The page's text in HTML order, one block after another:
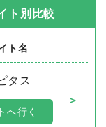
ト別比較
ト名
タス
＞
へ行く